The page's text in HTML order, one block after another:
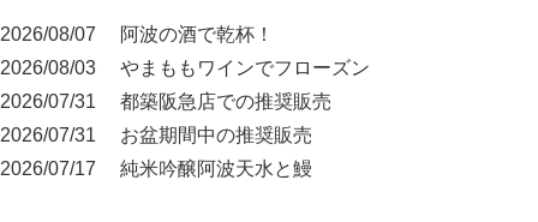
2026/08/07
阿波の酒で乾杯！
2026/08/03
やまももワインでフローズン
2026/07/31
都築阪急店での推奨販売
2026/07/31
お盆期間中の推奨販売
2026/07/17
純米吟醸阿波天水と鰻